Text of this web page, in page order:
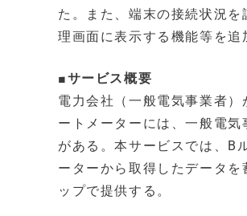
た。また、端末の接続状況
理画面に表示する機能等を追
■サービス概要
電力会社（一般電気事業者
ートメーターには、一般電
がある。本サービスでは、B
ーターから取得したデータ
ップで提供する。